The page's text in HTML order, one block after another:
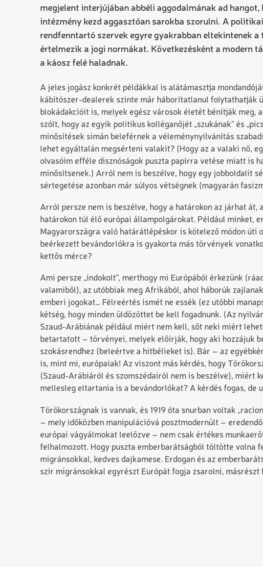
megjelent interjújában abbéli aggodalmának ad
intézmény kezd aggasztóan sarokba szorulni. A
rendfenntartó szervek egyre gyakrabban eltekintenek
értelmezik a jogi normákat. Következésként a modern
a káosz felé haladnak.
A jeles jogász konkrét példákkal is alátámasztja
kábítószer-dealerek szinte már háborítatlanul folytathatják
blokádakcióit is, melyek egész városok életét bénítják meg,
szólt, hogy az egyik politikus kolléganőjét „szukának” és
minősítések simán beleférnek a véleménynyilvánítás
lehet egyáltalán megsérteni valakit? (Hogy az a valaki nő,
olvasóim efféle disznóságok puszta papírra vetése miatt is
minősítsenek.) Arról nem is beszélve, hogy egy jobboldalit
sértegetése azonban már súlyos vétségnek (magyarán
Arról persze nem is beszélve, hogy a határokon az járhat át,
határokon túl élő európai állampolgárokat. Például minket,
Magyarországra való határátlépéskor is kötelező módon úti
beérkezett bevándorlókra is gyakorta más törvények
kettős mérce?
Ami persze „indokolt”, merthogy mi Európából érkezünk
valamiből), az utóbbiak meg Afrikából, ahol háborúk
emberi jogokat… Félreértés ismét ne essék (ez utóbbi
kétség, hogy minden üldözöttet be kell fogadnunk. (Az
Szaud-Arábiának például miért nem kell, sőt neki miért
betartatott – törvényei, melyek előírják, hogy aki hozzájuk
szokásrendhez (beleértve a hitbélieket is). Bár – az
is, mint mi, európaiak! Az viszont más kérdés, hogy
(Szaud-Arábiáról és szomszédairól nem is beszélve), miért
mellesleg eltartania is a bevándorlókat? A kérdés fogas, de
Törökországnak is vannak, és 1919 óta snurban voltak
– mely időközben manipulációvá posztmodernült –
európai vágyálmokat leelőzve – nem csak értékes
felhalmozott. Hogy puszta emberbarátságból töltötte volna
migránsokkal, kedves dajkamese. Erdogan és az
szír migránsokkal egyrészt Európát fogja zsarolni,